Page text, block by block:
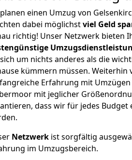
einen Umzug von
dabei möglichstviel Geld
richtig! Unser Netzwerk bieten
um nichts anderes als die
kümmern müssen.
Erfahrung mit
mit jeglicher
dass wir für jedes Budget
Netzwerk ist sorgfältig
im Umzugsbereich.